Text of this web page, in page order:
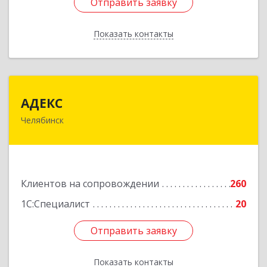
Показать контакты
Назад
АДЕКС
Челябинск
Клиентов на сопровождении
260
1С:Специалист
20
Отправить заявку
Показать контакты
454080, Челябинская обл, Челябинск г, Смирных
Отправить заявку
Назад